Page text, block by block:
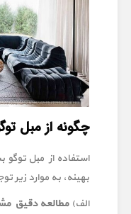
چگونه از مبل
استفاده از مبل توگو
بهینه، به موارد زیر
الف)مطالعه دقیق